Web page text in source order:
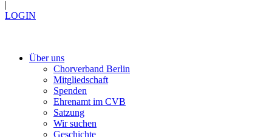
LOGIN
Über uns
Chorverband Berlin
Mitgliedschaft
Spenden
Ehrenamt im CVB
Satzung
Wir suchen
Geschichte